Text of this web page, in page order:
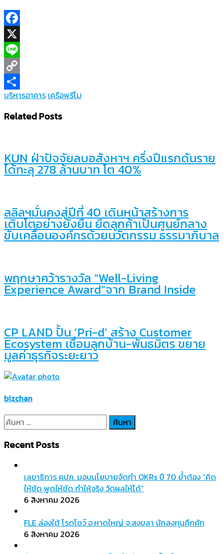
Facebook
X
Line
Copy
Link
Share
บริหารอาคาร เครือพรีโม
Related Posts
KUN ฝ่าปัจจัยลบอสังหาฯ ครึ่งปีแรกดันราย
ได้ทะลุ 278 ล้านบาท โต 40%
ลลิลฯมั่นคงสู่ปีที่ 40 เดินหน้าสร้างการ
เติบโตอย่างยั่งยืน ยึดลูกค้าเป็นศูนย์กลาง
ขับเคลื่อนองค์กรด้วยนวัตกรรม ธรรมาภิบาล
พฤกษาคว้ารางวัล “Well-Living
Experience Award”จาก Brand Inside
CP LAND ปั้น ‘Pri-d’ สร้าง Customer
Ecosystem เชื่อมลูกบ้าน-พันธมิตร ขยาย
มูลค่าธุรกิจระยะยาว
bizchan
ค้นหา
สำหรับ:
Recent Posts
เลขาธิการ คปภ. มอบนโยบายจัดทำ OKRs ปี 70 ย้ำต้อง “คิด
ให้ชัด พูดให้ชัด ทำให้จริง วัดผลให้ได้”
6 สิงหาคม 2026
FLE ล่องใต้ โรดโชว์ อ.หาดใหญ่ จ.สงขลา นักลงทุนคึกคัก
6 สิงหาคม 2026